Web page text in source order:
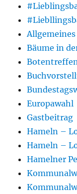
Allgemeines
Bäume in
Botentreffen
Europawahl
Gastbeitrag
Hameln –
Hameln –
Hamelner